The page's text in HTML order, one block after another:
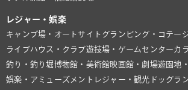
レジャー・娯楽
キャンプ場・オートサイト グランピング・コテー
ライブハウス・クラブ遊技場・ゲームセンターカ
釣り・釣り堀博物館・美術館映画館・劇場遊園地
娯楽・アミューズメント レジャー・観光 ドッグラ